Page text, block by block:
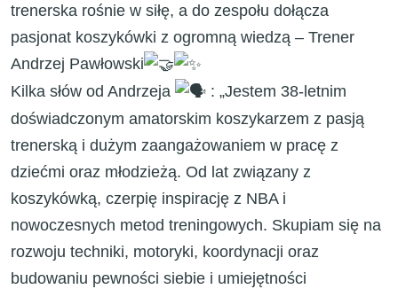
trenerska rośnie w siłę, a do zespołu dołącza
pasjonat koszykówki z ogromną wiedzą – Trener
Andrzej Pawłowski
Kilka słów od Andrzeja
: „Jestem 38-letnim
doświadczonym amatorskim koszykarzem z pasją
trenerską i dużym zaangażowaniem w pracę z
dziećmi oraz młodzieżą. Od lat związany z
koszykówką, czerpię inspirację z NBA i
nowoczesnych metod treningowych. Skupiam się na
rozwoju techniki, motoryki, koordynacji oraz
budowaniu pewności siebie i umiejętności